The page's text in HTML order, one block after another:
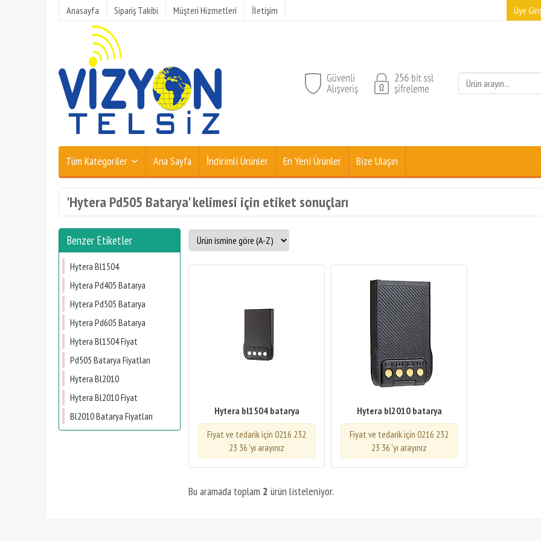
Anasayfa Sipariş Takibi Müşteri Hizmetleri İletişim Üye
Tüm Kategoriler Ana Sayfa İndirimli Ürünler En Yeni Ürünler Bize Ulaşın
'Hytera Pd505 Batarya' kelimesi için etiket sonuçları
Benzer Etiketler
Hytera Bl1504
Hytera Pd405 Batarya
Hytera Pd505 Batarya
Hytera Pd605 Batarya
Hytera Bl1504 Fiyat
Pd505 Batarya Fiyatları
Hytera Bl2010
Hytera Bl2010 Fiyat
Bl2010 Batarya Fiyatları
Hytera bl1504 batarya
Fiyat ve tedarik için 0216 232
23 36 'yı arayınız
Hytera bl2010 batarya
Fiyat ve tedarik için 0216 232
23 36 'yı arayınız
Bu aramada toplam 2 ürün listeleniyor.